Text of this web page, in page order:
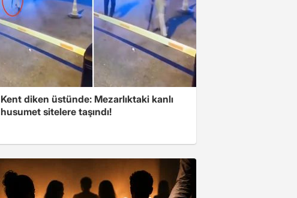
Kent diken üstünde: Mezarlıktaki kanlı
husumet sitelere taşındı!